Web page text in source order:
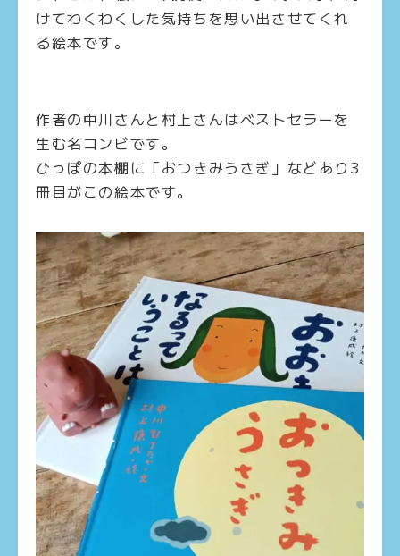
けてわくわくした気持ちを思い出させてくれ
る絵本です。
作者の中川さんと村上さんはベストセラーを
生む名コンビです。
ひっぽの本棚に「おつきみうさぎ」などあり 3
冊目がこの絵本です。